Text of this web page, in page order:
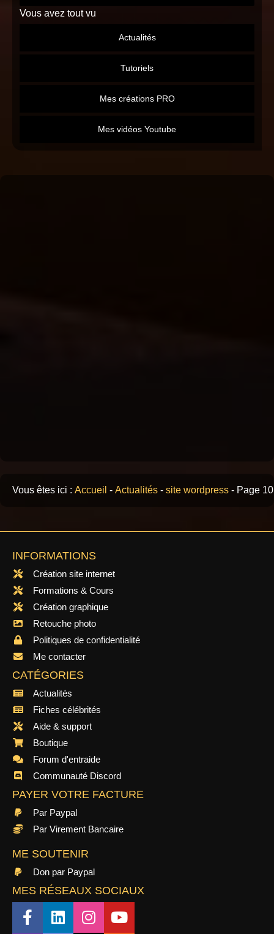
Actualités
Tutoriels
Mes créations PRO
Mes vidéos Youtube
Vous avez tout vu
Vous êtes ici : Accueil - Actualités - site wordpress - Page 10
INFORMATIONS
Création site internet
Formations & Cours
Création graphique
Retouche photo
Politiques de confidentialité
Me contacter
CATÉGORIES
Actualités
Fiches célébrités
Aide & support
Boutique
Forum d'entraide
Communauté Discord
PAYER VOTRE FACTURE
Par Paypal
Par Virement Bancaire
ME SOUTENIR
Don par Paypal
MES RÉSEAUX SOCIAUX